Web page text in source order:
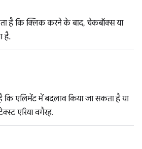
है कि क्लिक करने के बाद, चेकबॉक्स या
है.
एलिमेंट में बदलाव किया जा सकता है या
एरिया वगैरह.